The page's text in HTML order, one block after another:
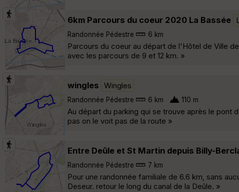
6km Parcours du coeur 2020 La Bassée
Randonnée Pédestre 6 km
Parcours du coeur au départ de l'Hôtel de Ville
avec les parcours de 9 et 12 km. »
wingles Wingles
Randonnée Pédestre 6 km 110 m
Au départ du parking qui se trouve après le pont
pas on le voit pas de la route »
Entre Deûle et St Martin depuis Billy-
Randonnée Pédestre 7 km
Pour une randonnée familiale de 6.6 km, sans
Deseur. retour le long du canal de la Deûle. »